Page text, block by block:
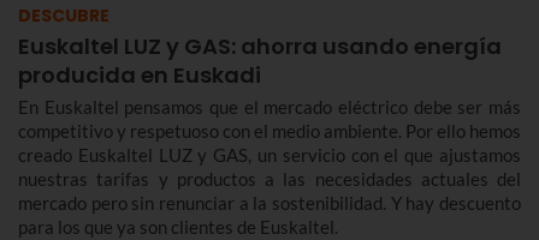
DESCUBRE
Euskaltel LUZ y GAS: ahorra usando energía
producida en Euskadi
En Euskaltel pensamos que el mercado eléctrico debe ser más
competitivo y respetuoso con el medio ambiente. Por ello hemos
creado Euskaltel LUZ y GAS, un servicio con el que ajustamos
nuestras tarifas y productos a las necesidades actuales del
mercado pero sin renunciar a la sostenibilidad. Y hay descuento
para los que ya son clientes de Euskaltel.